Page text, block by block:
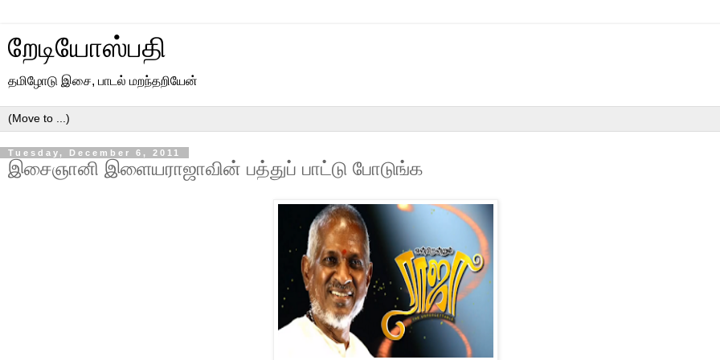
றேடியோஸ்பதி
தமிழோடு இசை, பாடல் மறந்தறியேன்
Tuesday, December 6, 2011
இசைஞானி இளையராஜாவின் பத்துப் பாட்டு போடுங்க